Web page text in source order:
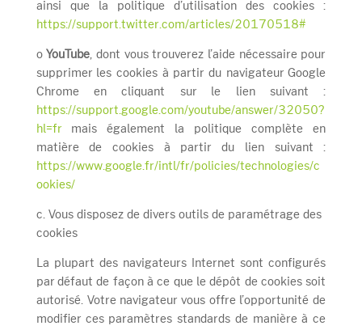
ainsi que la politique d’utilisation des cookies :
https://support.twitter.com/articles/20170518#
oYouTube , dont vous trouverez l’aide nécessaire pour
supprimer les cookies à partir du navigateur Google
Chrome en cliquant sur le lien suivant :
https://support.google.com/youtube/answer/32050?
hl=frmais également la politique complète en
matière de cookies à partir du lien suivant :
https://www.google.fr/intl/fr/policies/technologies/c
ookies/
c. Vous disposez de divers outils de paramétrage des
cookies
La plupart des navigateurs Internet sont configurés
par défaut de façon à ce que le dépôt de cookies soit
autorisé. Votre navigateur vous offre l’opportunité de
modifier ces paramètres standards de manière à ce